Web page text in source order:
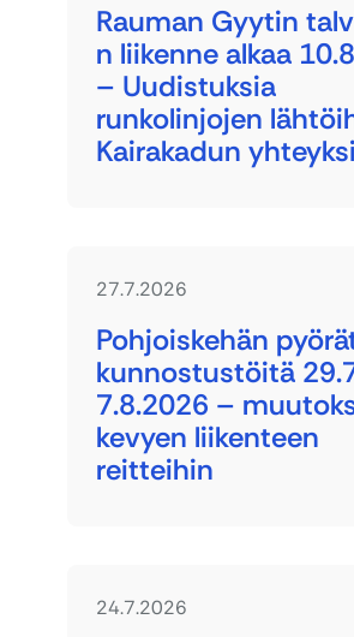
Rauman Gyytin
n liikenne alkaa
– Uudistuksia
runkolinjojen
Kairakadun
Pohjoiskehän
kunnostustöitä
7.8.2026 –
kevyen liikenteen
reitteihin
27.7.2026
24.7.2026